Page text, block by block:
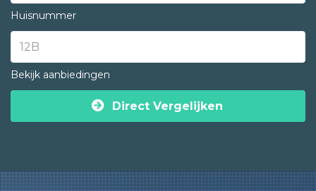
Huisnummer
Bekijk aanbiedingen
Direct Vergelijken